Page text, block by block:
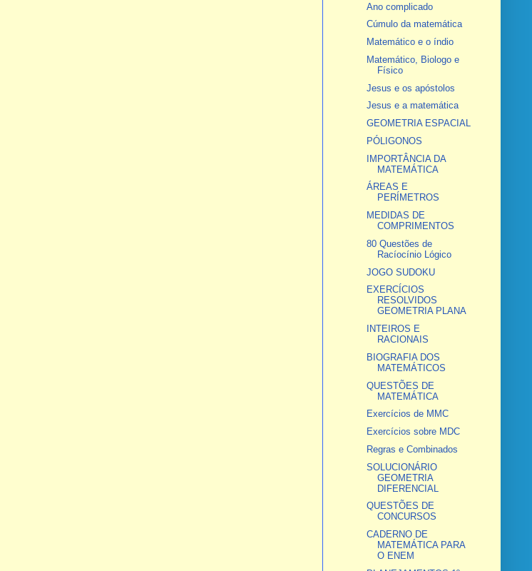
Ano complicado
Cúmulo da matemática
Matemático e o índio
Matemático, Biologo e
Físico
Jesus e os apóstolos
Jesus e a matemática
GEOMETRIA ESPACIAL
PÓLIGONOS
IMPORTÂNCIA DA
MATEMÁTICA
ÁREAS E
PERÍMETROS
MEDIDAS DE
COMPRIMENTOS
80 Questões de
Racíocínio Lógico
JOGO SUDOKU
EXERCÍCIOS
RESOLVIDOS
GEOMETRIA PLANA
INTEIROS E
RACIONAIS
BIOGRAFIA DOS
MATEMÁTICOS
QUESTÕES DE
MATEMÁTICA
Exercícios de MMC
Exercícios sobre MDC
Regras e Combinados
SOLUCIONÁRIO
GEOMETRIA
DIFERENCIAL
QUESTÕES DE
CONCURSOS
CADERNO DE
MATEMÁTICA PARA
O ENEM